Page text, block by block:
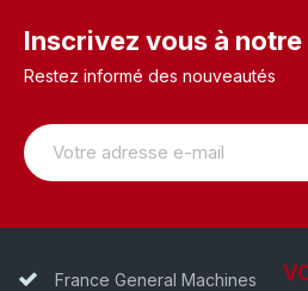
Inscrivez vous à
Restez informé des nouveautés
France General Machines